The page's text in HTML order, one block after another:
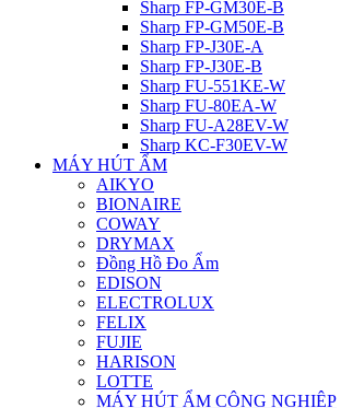
Sharp FP-GM30E-B
Sharp FP-GM50E-B
Sharp FP-J30E-A
Sharp FP-J30E-B
Sharp FU-551KE-W
Sharp FU-80EA-W
Sharp FU-A28EV-W
Sharp KC-F30EV-W
MÁY HÚT ẨM
AIKYO
BIONAIRE
COWAY
DRYMAX
Đồng Hồ Đo Ẩm
EDISON
ELECTROLUX
FELIX
FUJIE
HARISON
LOTTE
MÁY HÚT ẨM CÔNG NGHIỆP